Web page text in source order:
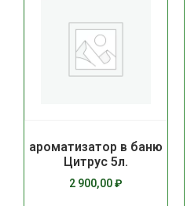
ароматизатор в баню
Цитрус 5л.
2 900,00₽